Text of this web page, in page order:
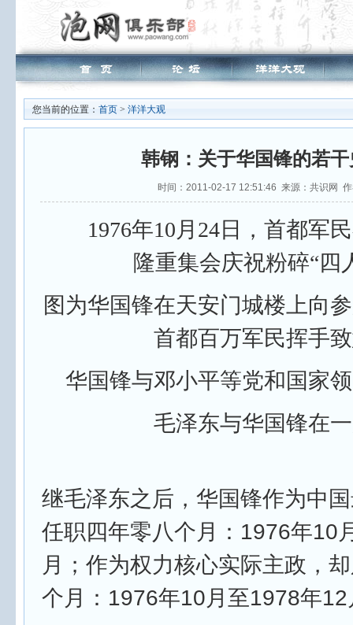
您当前的位置： 首页 > 洋洋大观
韩钢：关于华国锋的若
时间：2011-02-17 12:51:46 来源：共识网
1976年10月24日，首都军
隆重集会庆祝粉碎“四
图为华国锋在天安门城楼上向
首都百万军民挥手
华国锋与邓小平等党和国家
毛泽东与华国锋在
继毛泽东之后，华国锋作为中
任职四年零八个月：1976年10
月；作为权力核心实际主政，
个月：1976年10月至1978年12